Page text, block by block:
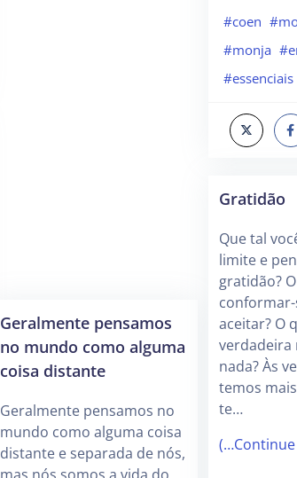
Geralmente pensamos
no mundo como alguma
coisa distante
Geralmente pensamos no
mundo como alguma coisa
distante e separada de nós,
#coen
#monja
#essenciais
Gratidão
Que tal
limite e
gratidão?
aceitar? O
verdadeira
nada? Às
temos
te…